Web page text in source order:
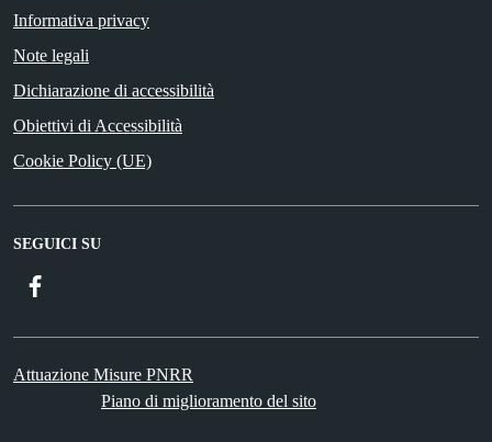
Informativa privacy
Note legali
Dichiarazione di accessibilità
Obiettivi di Accessibilità
Cookie Policy (UE)
SEGUICI SU
Attuazione Misure PNRR
Piano di miglioramento del sito